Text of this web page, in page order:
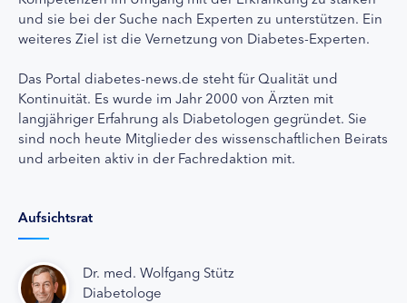
und sie bei der Suche nach Experten zu unterstützen. Ein
weiteres Ziel ist die Vernetzung von Diabetes-Experten.
Das Portal diabetes-news.de steht für Qualität und
Kontinuität. Es wurde im Jahr 2000 von Ärzten mit
langjähriger Erfahrung als Diabetologen gegründet. Sie
sind noch heute Mitglieder des wissenschaftlichen Beirats
und arbeiten aktiv in der Fachredaktion mit.
Aufsichtsrat
Dr. med. Wolfgang Stütz
Diabetologe